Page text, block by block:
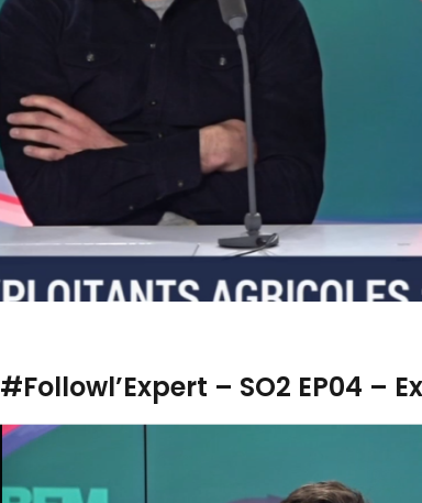
#Followl’Expert – SO2 EP04 –